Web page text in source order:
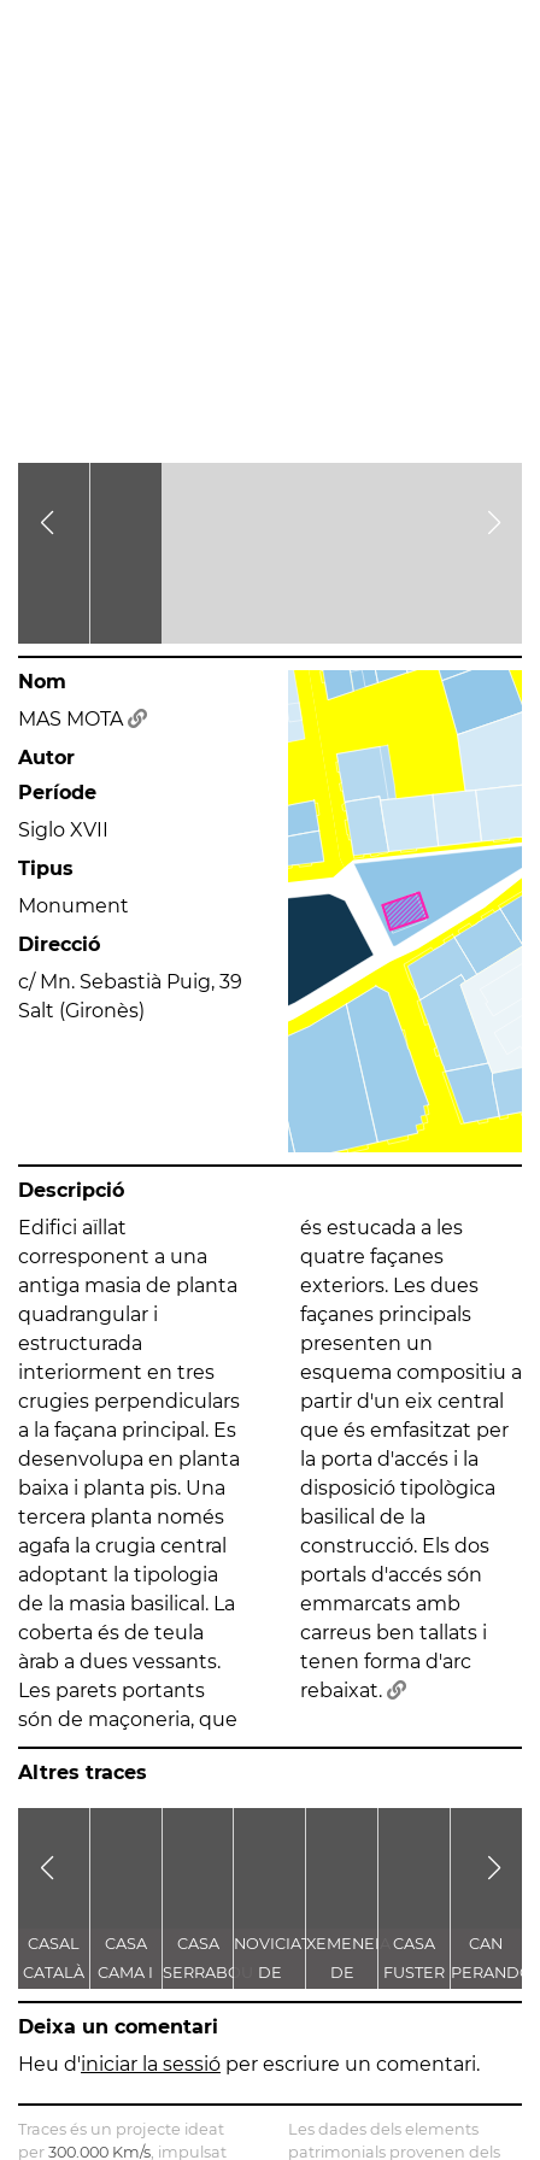
Nom
MAS MOTA
Autor
Període
Siglo XVII
Tipus
Monument
Direcció
c/ Mn. Sebastià Puig, 39
Salt (Gironès)
Descripció
Edifici aïllat
corresponent a una
antiga masia de planta
quadrangular i
estructurada
interiorment en tres
crugies perpendiculars
a la façana principal. Es
desenvolupa en planta
baixa i planta pis. Una
tercera planta només
agafa la crugia central
adoptant la tipologia
de la masia basilical. La
coberta és de teula
àrab a dues vessants.
Les parets portants
són de maçoneria, que
és estucada a les
quatre façanes
exteriors. Les dues
façanes principals
presenten un
esquema compositiu a
partir d'un eix central
que és emfasitzat per
la porta d'accés i la
disposició tipològica
basilical de la
construcció. Els dos
portals d'accés són
emmarcats amb
carreus ben tallats i
tenen forma d'arc
rebaixat.
Altres traces
CASAL
CATALÀ
CASA
CAMA I
ESCURRA
CASA
SERRABOU
NOVICIAT
DE
NOSTRA
DE LA
XEMENEIA
DE
L'ANTIGA
C.E.L.O.
CASA
FUSTER
CAN
- CASA
FARJAS
Deixa un comentari
Heu d'iniciar la sessió per escriure un comentari.
Traces és un projecte ideat
per 300.000 Km/s , impulsat
Les dades dels elements
patrimonials provenen dels